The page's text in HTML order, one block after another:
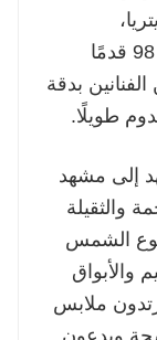
وتسونغكابا - يبلغ طول كل منها حوالي 98 قدمًا
الفنانين بدقة
طويلًا.
إلى مشهد
والثقيلة
الشمس
والأبواق
ملابس